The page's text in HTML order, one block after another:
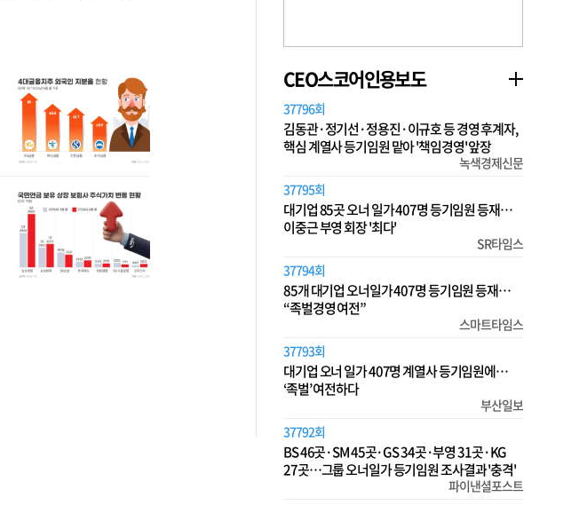
CEO스코어인용보도
37796회
김동관·정기선·정용진·이규호 등 경영 후계자,
핵심 계열사 등기임원 맡아 '책임경영' 앞장
녹색경제신문
37795회
대기업 85곳 오너 일가 407명 등기임원 등재…
이중근 부영 회장 '최다'
SR타임스
37794회
85개 대기업 오너일가 407명 등기임원 등재…
“족벌경영 여전”
스마트타임스
37793회
대기업 오너 일가 407명 계열사 등기임원에…
‘족벌’ 여전하다
부산일보
37792회
BS 46곳·SM 45곳·GS 34곳·부영 31곳·KG
27곳…그룹 오너일가 등기임원 조사결과 '충격'
파이낸셜포스트